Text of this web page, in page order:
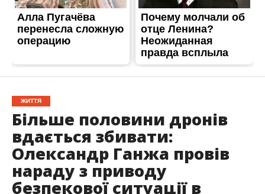
ЖИТТЯ
Більше половини дронів
вдається збивати:
Олександр Ганжа провів
нараду з приводу
безпекової ситуації в